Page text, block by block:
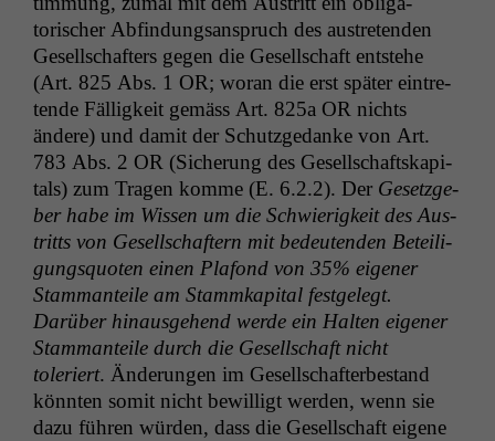
torisch­er Abfind­ungsanspruch des aus­tre­tenden
Gesellschafters gegen die Gesellschaft entste­he
(Art. 825 Abs. 1 OR; woran die erst später ein­tre­
tende Fäl­ligkeit gemäss Art. 825a OR nichts
ändere) und damit der Schutzgedanke von Art.
783 Abs. 2 OR (Sicherung des Gesellschaft­skap­i­
tals) zum Tra­gen komme (E. 6.2.2). Der Geset­zge­
ber habe im Wis­sen um die Schwierigkeit des Aus­
tritts von Gesellschaftern mit bedeu­ten­den Beteili­
gungsquoten einen Pla­fond von 35% eigen­er
Stam­man­teile am Stammkap­i­tal fest­gelegt.
Darüber hin­aus­ge­hend werde ein Hal­ten eigen­er
Stam­man­teile durch die Gesellschaft nicht
toleriert. Änderun­gen im Gesellschafterbe­stand
kön­nten somit nicht bewil­ligt wer­den, wenn sie
dazu führen wür­den, dass die Gesellschaft eigene